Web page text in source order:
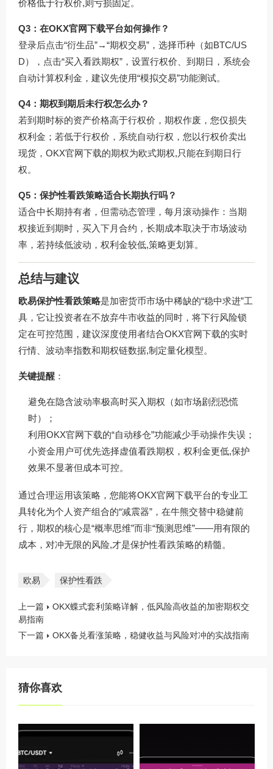
价格低于行权价,则亏损固定。
Q3：在OKX官网下载平台如何操作？
登录后点击“衍生品”→“期权交易”，选择币种（如BTC/US
D），点击“买入看跌期权”，设置行权价、到期日，系统会
自动计算权利金，建议先使用“模拟交易”功能测试。
Q4：期权到期后未行权怎么办？
若到期时标的资产价格高于行权价，期权作废，您仅损失
权利金；若低于行权价，系统自动行权，您以行权价卖出
现货，OKX官网下载的期权为欧式期权,只能在到期日行
权。
Q5：保护性看跌策略适合长期执行吗？
适合中长期持有者，但需动态管理，每月滚动操作：当期
权接近到期时，买入下月合约，长期成本取决于市场波动
率，若持续低波动，权利金较低,策略更划算。
总结与建议
欧易保护性看跌策略是加密货币市场中稀缺的“稳中求进”工
具，它让投资者在不放弃牛市收益的同时，将下行风险锁
定在可控范围，建议深度使用者结合OKX官网下载的实时
行情、波动率指数和期权链数据,制定量化模型。
关键提醒 ：
避免在隐含波动率极高时买入期权（如市场剧烈恐慌
时）；
利用OKX官网下载的“自动移仓”功能减少手动操作失误；
小资金用户可优先选择虚值看跌期权，权利金更低,保护
效果不显著但成本可控。
通过合理运用该策略，您能将OKX官网下载平台的专业工
具转化为个人资产组合的“减震器”，在牛熊交替中稳健前
行，期权的核心是“概率思维”而非“预测思维”——用有限的
成本，对冲无限的风险,才是保护性看跌策略的精髓。
欧易 保护性看跌
上一篇
OKX蝶式套利策略详解，低风险高收益的加密期权交
易指南
下一篇
OKX备兑看涨策略，稳健收益与风险对冲的实战指南
猜你喜欢